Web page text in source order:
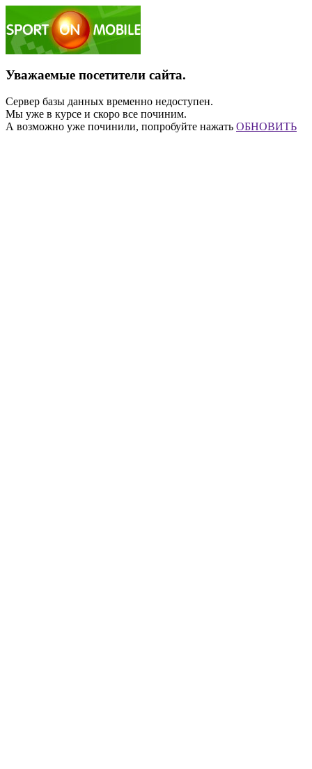
Уважаемые посетители сайта.
Сервер базы данных временно недоступен.
Мы уже в курсе и скоро все починим.
А возможно уже починили, попробуйте нажать ОБНОВИТЬ